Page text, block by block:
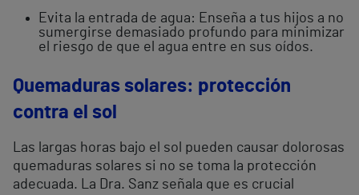
Evita la entrada de agua: Enseña a tus hijos a no
sumergirse demasiado profundo para minimizar
el riesgo de que el agua entre en sus oídos.
Quemaduras solares: protección
contra el sol
Las largas horas bajo el sol pueden causar dolorosas
quemaduras solares si no se toma la protección
adecuada. La Dra. Sanz señala que es crucial